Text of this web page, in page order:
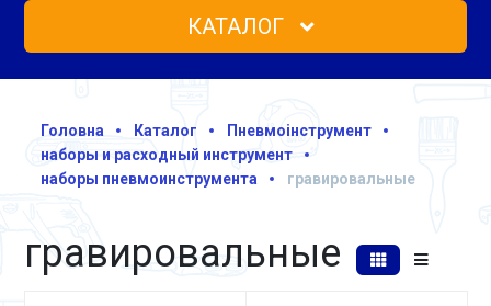
КАТАЛОГ
Головна Каталог
Пневмоінструмент
наборы и расходный инструмент
наборы пневмоинструмента
гравировальные
гравировальные